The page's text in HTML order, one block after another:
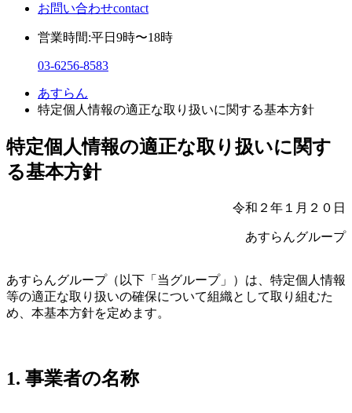
お問い合わせcontact
営業時間:平日9時〜18時
03-6256-8583
あすらん
特定個人情報の適正な取り扱いに関する基本方針
特定個人情報の適正な取り扱いに関す
る基本方針
令和２年１月２０日
あすらんグループ
あすらんグループ（以下「当グループ」）は、特定個人情報
等の適正な取り扱いの確保について組織として取り組むた
め、本基本方針を定めます。
1. 事業者の名称